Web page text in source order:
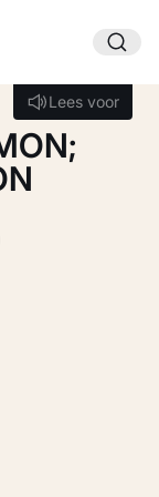
Lees voor
Lees voor